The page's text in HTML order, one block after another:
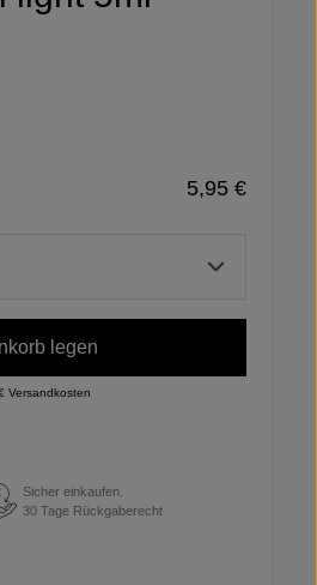
5,95 €
legen
Versandkosten
Sicher einkaufen.
30 Tage Rückgaberecht